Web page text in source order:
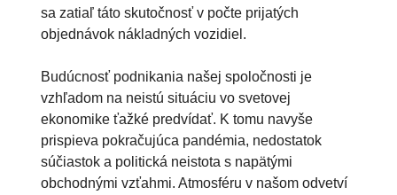
sa zatiaľ táto skutočnosť v počte prijatých
objednávok nákladných vozidiel.
Budúcnosť podnikania našej spoločnosti je
vzhľadom na neistú situáciu vo svetovej
ekonomike ťažké predvídať. K tomu navyše
prispieva pokračujúca pandémia, nedostatok
súčiastok a politická neistota s napätými
obchodnými vzťahmi. Atmosféru v našom odvetví